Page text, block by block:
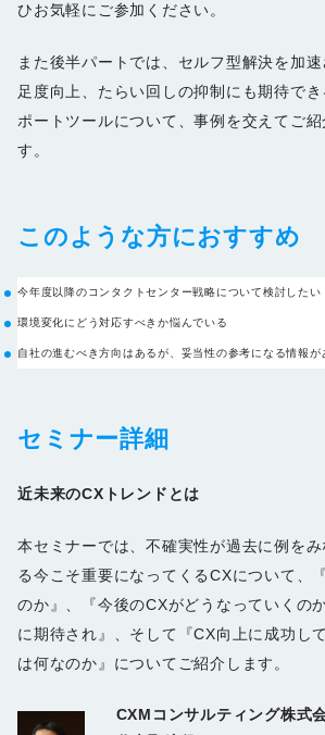
ひお気軽にご参加ください。
また後半パートでは、セルフ型解決を加
足度向上、たらい回しの抑制にも期待で
ポートツールについて、事例を交えてご
す。
このような方におすすめ
今年度以降のコンタクトセンター戦略について検討したい
環境変化にどう対応すべきか悩んでいる
自社の進むべき方向はあるが、妥当性の参考になる情報が
セミナー詳細
近未来のCXトレンドとは
本セミナーでは、不確実性が過去に例を
る今こそ重要になってくるCXについて、
のか』、『今後のCXがどうなっていくの
に期待され』、そして『CX向上に成功し
は何なのか』についてご紹介します。
CXMコンサルティング株式